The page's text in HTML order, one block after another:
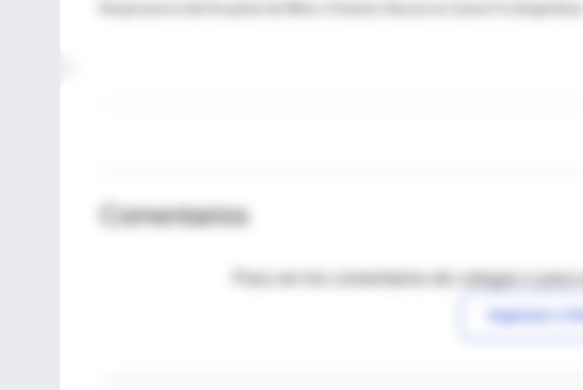
Respiratoria del Hospital de Niños Orlando Alassia en Santa Fe (Argentina).
Comentarios
Para ver los comentarios de colegas o
Ingresar a